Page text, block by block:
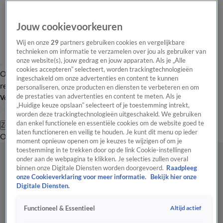
Overzicht Laatste nieuws Regionieuws Het beste van Hart
Tip de
redactie
Volg Hart van Nederland
Zoeken
OverzichtRegioUitzendingenWeerTip de redactiePanelVideo's
Jouw cookievoorkeuren
Wij en onze29 partners gebruiken cookies en vergelijkbare
technieken om informatie te verzamelen over jou als gebruiker van
onze website(s), jouw gedrag en jouw apparaten. Als je „Alle
cookies accepteren” selecteert, worden trackingtechnologieën
ingeschakeld om onze advertenties en content te kunnen
personaliseren, onze producten en diensten te verbeteren en om
de prestaties van advertenties en content te meten. Als je
„Huidige keuze opslaan” selecteert of je toestemming intrekt,
worden deze trackingtechnologieën uitgeschakeld. We gebruiken
dan enkel functionele en essentiële cookies om de website goed te
laten functioneren en veilig te houden. Je kunt dit menu op ieder
moment opnieuw openen om je keuzes te wijzigen of om je
toestemming in te trekken door op de link Cookie-instellingen
onder aan de webpagina te klikken. Je selecties zullen overal
binnen onze Digitale Diensten worden doorgevoerd. Raadpleeg
onze Cookieverklaring voor meer informatie.
Bekijk hier onze
Digitale Diensten.
Functioneel & Essentieel Altijd actief